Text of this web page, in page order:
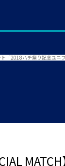
「2018ハチ祭り記念ユニ